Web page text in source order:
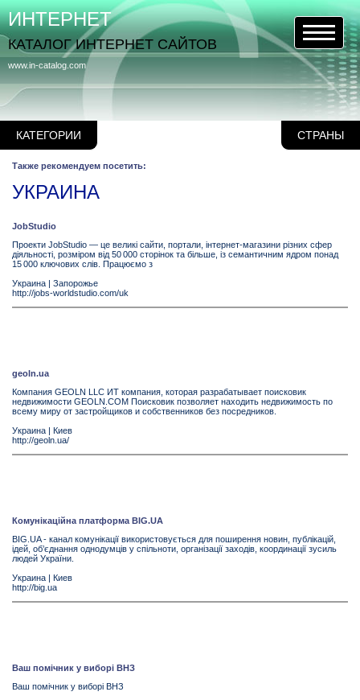
КАТЕГОРИИ СТРАНЫ
www.in-catalog.com
ИНТЕРНЕТ
КАТАЛОГ ИНТЕРНЕТ САЙТОВ
Также рекомендуем посетить:
УКРАИНА
JobStudio
Проекти JobStudio — це великі сайти, портали, інтернет-магазини різних сфер
діяльності, розміром від 50 000 сторінок та більше, із семантичним ядром понад
15 000 ключових слів. Працюємо з
Украина | Запорожье
http://jobs-worldstudio.com/uk
geoln.ua
Компания GEOLN LLC ИТ компания, которая разрабатывает поисковик
недвижимости GEOLN.COM Поисковик позволяет находить недвижимость по
всему миру от застройщиков и собственников без посредников.
Украина | Киев
http://geoln.ua/
Комунікаційна платформа BIG.UA
BIG.UA - канал комунікації використовується для поширення новин, публікацій,
ідей, об’єднання однодумців у спільноти, організації заходів, координації зусиль
людей України.
Украина | Киев
http://big.ua
Ваш помічник у виборі ВНЗ
Ваш помічник у виборі ВНЗ